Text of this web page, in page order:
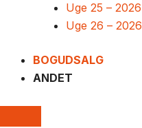
Uge 25 – 2026
Uge 26 – 2026
BOGUDSALG
ANDET